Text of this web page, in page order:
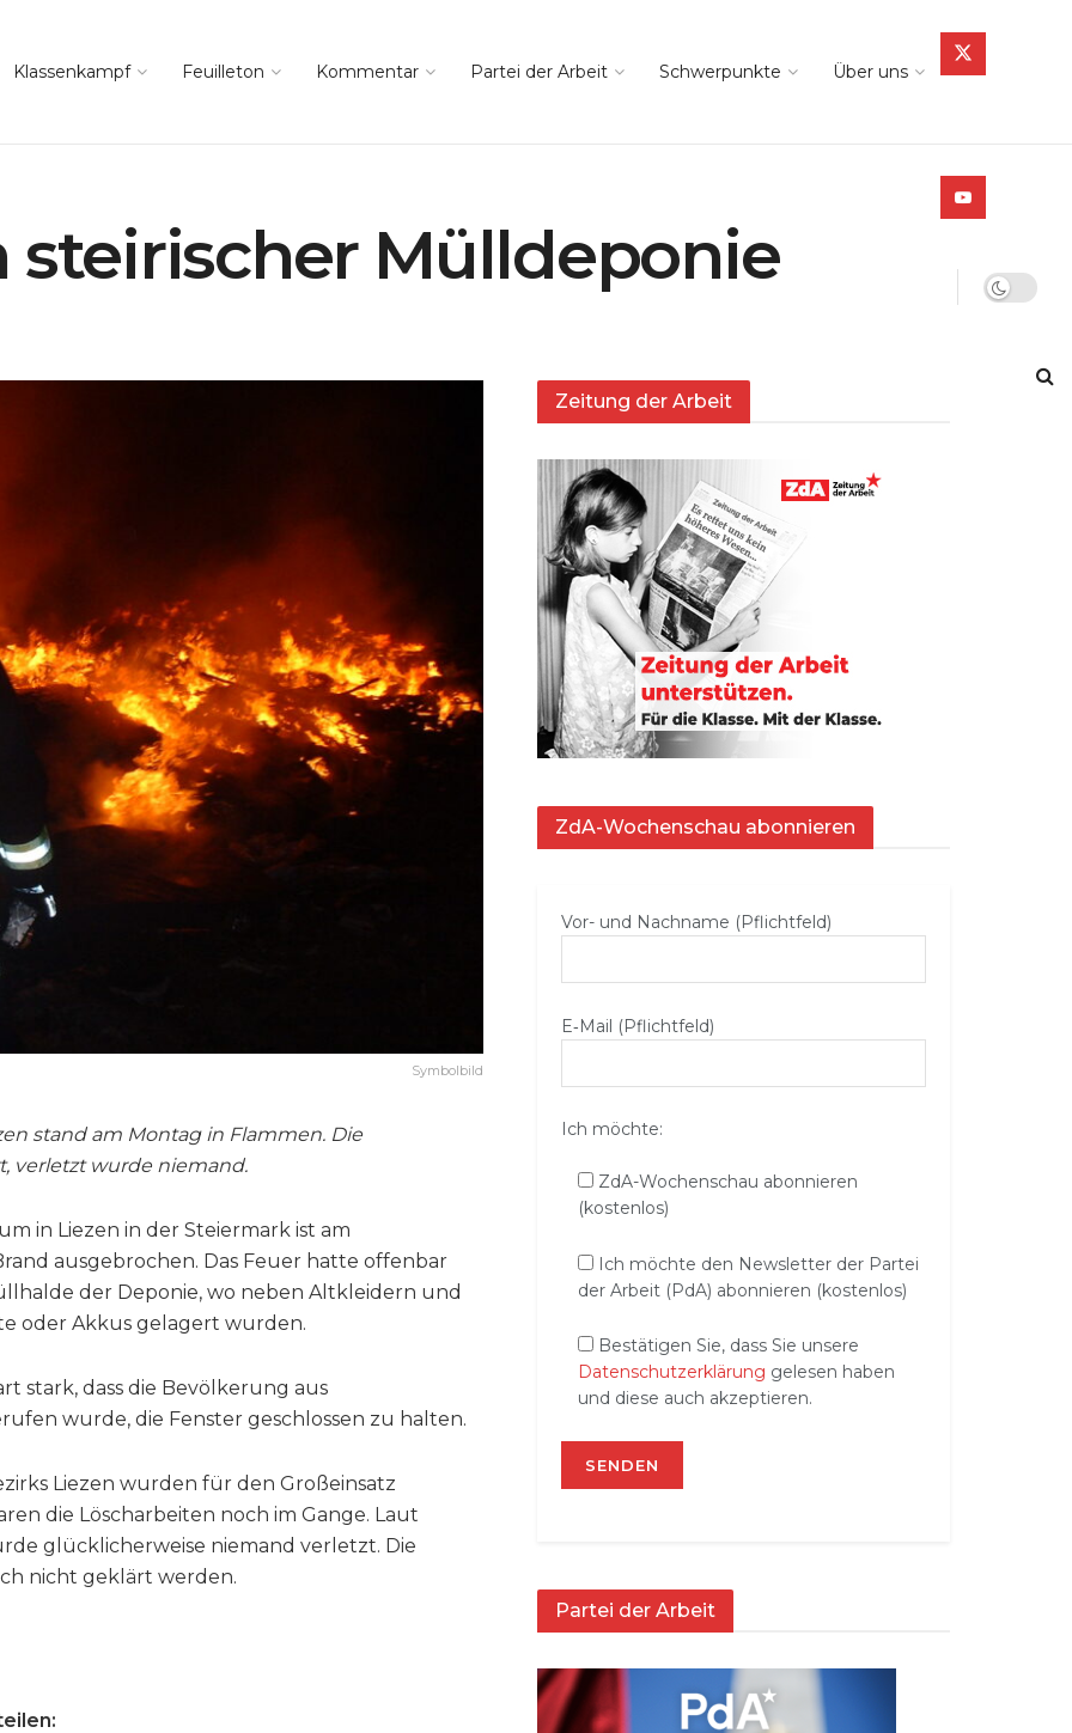
Klassenkampf Feuilleton Kommentar Partei der Arbeit Schwerpunkte Über uns
steirischer Mülldeponie
Symbolbild
stand am Montag in Flammen. Die
verletzt wurde niemand.
in Liezen in der Steiermark ist am
ausgebrochen. Das Feuer hatte offenbar
der Deponie, wo neben Altkleidern und
oder Akkus gelagert wurden.
stark, dass die Bevölkerung aus
wurde, die Fenster geschlossen zu halten.
Liezen wurden für den Großeinsatz
die Löscharbeiten noch im Gange. Laut
glücklicherweise niemand verletzt. Die
nicht geklärt werden.
Zeitung der Arbeit
ZdA-Wochenschau abonnieren
Vor- und Nachname (Pflichtfeld)
E‑Mail (Pflichtfeld)
Ich möchte:
ZdA-Wochenschau abonnieren
(kostenlos)
Ich möchte den Newsletter der Partei
der Arbeit (PdA) abonnieren (kostenlos)
Bestätigen Sie, dass Sie unsere
Datenschutzerklärung gelesen haben
und diese auch akzeptieren.
Partei der Arbeit